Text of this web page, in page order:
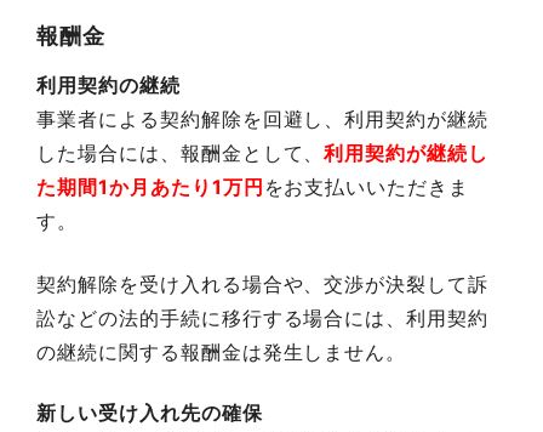
報酬金
利用契約の継続
事業者による契約解除を回避し、利用契約が継続
した場合には、報酬金として、利用契約が継続し
た期間1か月あたり1万円 をお支払いいただきま
す。
契約解除を受け入れる場合や、交渉が決裂して訴
訟などの法的手続に移行する場合には、利用契約
の継続に関する報酬金は発生しません。
新しい受け入れ先の確保